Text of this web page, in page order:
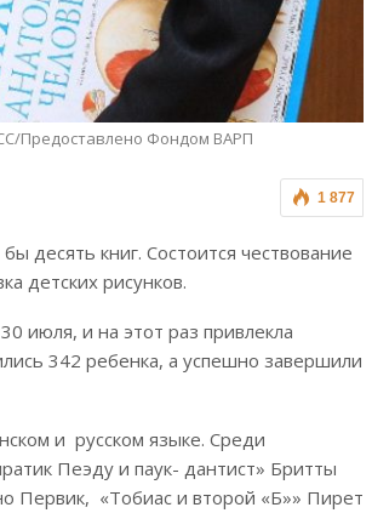
Предоставлено Фондом ВАРП
1 877
десять книг. Состоится чествование
детских рисунков.
июля, и на этот раз привлекла
342 ребенка, а успешно завершили
и русском языке. Среди
Пеэду и паук- дантист» Бритты
Первик, «Тобиас и второй «Б»» Пирет